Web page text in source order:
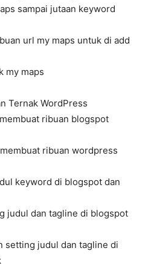
sampai jutaan keyword
url my maps untuk di add
my maps
Ternak WordPress
ribuan blogspot
ribuan wordpress
keyword di blogspot dan
judul dan tagline di blogspot
setting judul dan tagline di